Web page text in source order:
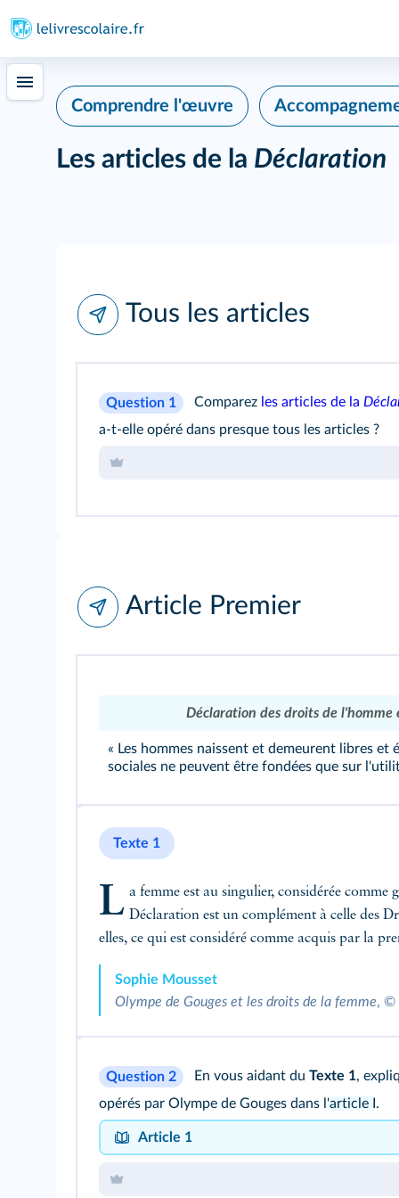
Comprendre l'œuvre
Les articles de la Déclaration
Tous les articles
Question 1 Comparez les articles de la
a‑t‑elle opéré dans presque tous les articles ?
Article Premier
Déclaration des droits de l'homme
« Les hommes naissent et demeurent libres et
sociales ne peuvent être fondées que sur
Texte 1
L a femme est au singulier, considérée
Déclaration est un complément à celle des
elles, ce qui est considéré comme acquis par la
Sophie Mousset
Olympe de Gouges et les droits de la femme, ©
Question 2 En vous aidant du Texte 1,
opérés par Olympe de Gouges dans l'article I .
Article 1
La femme nait libre et demeure égale à